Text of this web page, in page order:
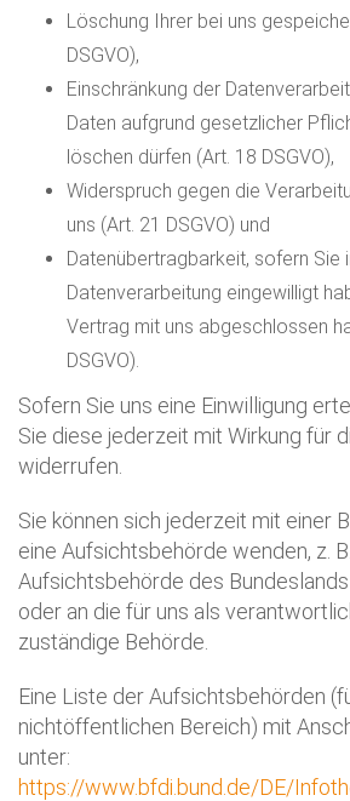
Löschung Ihrer bei uns
DSGVO),
Einschränkung der
Daten aufgrund gesetzlicher
löschen dürfen (Art. 18 DSGVO),
Widerspruch gegen die
uns (Art. 21 DSGVO) und
Datenübertragbarkeit, sofern Sie
Datenverarbeitung eingewilligt
Vertrag mit uns abgeschlossen
DSGVO).
Sofern Sie uns eine Einwilligung
Sie diese jederzeit mit Wirkung für
widerrufen.
Sie können sich jederzeit mit einer
eine Aufsichtsbehörde wenden, z.
Aufsichtsbehörde des
oder an die für uns als
zuständige Behörde.
Eine Liste der Aufsichtsbehörden
nichtöffentlichen Bereich) mit
unter:
https://www.bfdi.bund.de/DE/